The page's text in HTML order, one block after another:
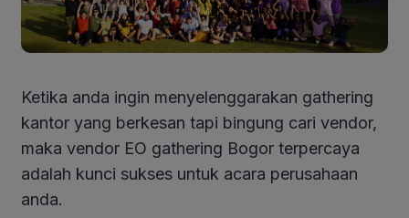
Ketika anda ingin menyelenggarakan gathering
kantor yang berkesan tapi bingung cari vendor,
maka vendor EO gathering Bogor terpercaya
adalah kunci sukses untuk acara perusahaan
anda.